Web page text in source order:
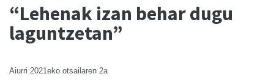
“Lehenak izan behar dugu
laguntzetan”
Aiurri 2021eko otsailaren 2a